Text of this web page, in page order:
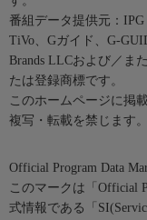
番組データ提供元：IPG
TiVo、Gガイド、G-
Brands LLCおよび／ま
たは登録商標です。
このホームページに掲
複写・転載を禁じます。
Official Program Data
このマークは「Official
式情報である「